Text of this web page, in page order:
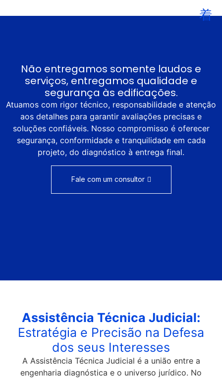
Não entregamos somente laudos e
serviços, entregamos qualidade e
segurança às edificações.
Atuamos com rigor técnico, responsabilidade e atenção
aos detalhes para garantir avaliações precisas e
soluções confiáveis. Nosso compromisso é oferecer
segurança, conformidade e tranquilidade em cada
projeto, do diagnóstico à entrega final.
Fale com um consultor
Assistência Técnica Judicial:
Estratégia e Precisão na Defesa
dos seus Interesses
A Assistência Técnica Judicial é a união entre a
engenharia diagnóstica e o universo jurídico. No